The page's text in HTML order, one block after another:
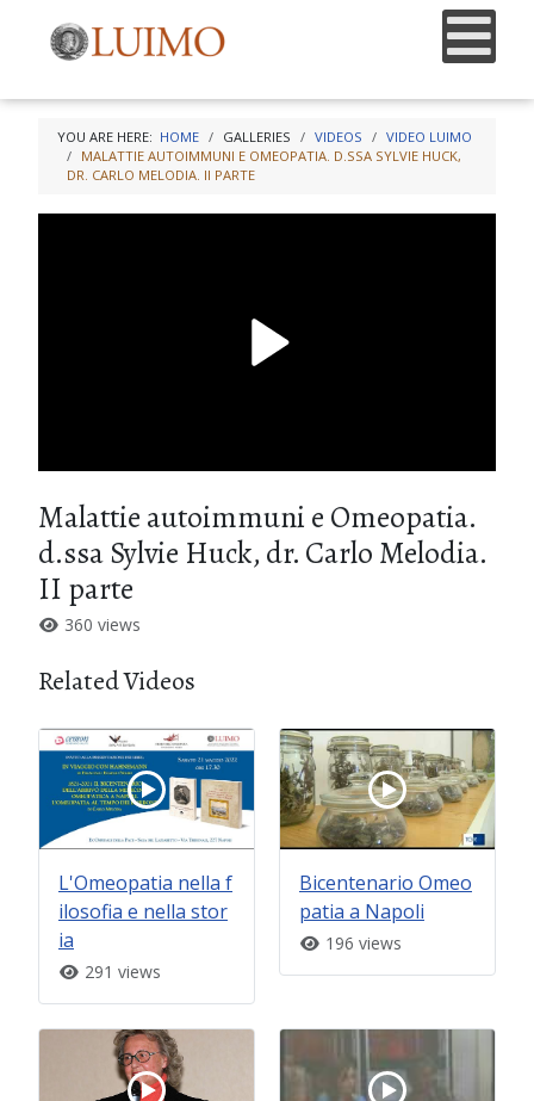
YOU ARE HERE: HOME GALLERIES VIDEOS
VIDEO LUIMO
MALATTIE AUTOIMMUNI E OMEOPATIA. D.SSA SYLVIE HUCK,
DR. CARLO MELODIA. II PARTE
Malattie autoimmuni e Omeopatia.
d.ssa Sylvie Huck, dr. Carlo Melodia.
II parte
360 views
Related Videos
L'Omeopatia nella f
ilosofia e nella stor
ia
291 views
Bicentenario Omeo
patia a Napoli
196 views